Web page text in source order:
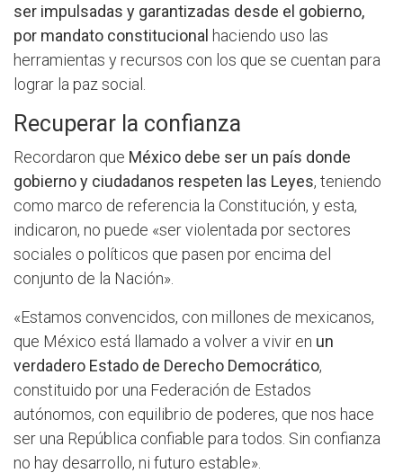
ser impulsadas y garantizadas desde el gobierno,
por mandato constitucional haciendo uso las
herramientas y recursos con los que se cuentan para
lograr la paz social.
Recuperar la confianza
Recordaron que México debe ser un país donde
gobierno y ciudadanos respeten las Leyes, teniendo
como marco de referencia la Constitución, y esta,
indicaron, no puede «ser violentada por sectores
sociales o políticos que pasen por encima del
conjunto de la Nación».
«Estamos convencidos, con millones de mexicanos,
que México está llamado a volver a vivir en un
verdadero Estado de Derecho Democrático,
constituido por una Federación de Estados
autónomos, con equilibrio de poderes, que nos hace
ser una República confiable para todos. Sin confianza
no hay desarrollo, ni futuro estable».